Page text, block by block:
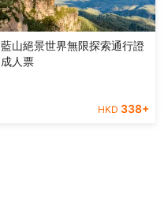
藍山絕景世界無限探索通行證
成人票
HKD 338+